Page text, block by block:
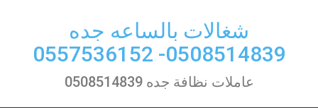
شغالات بالساعه جده
0508514839- 0557536152
عاملات نظافة جده 0508514839